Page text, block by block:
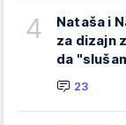
4
Nataša i
za dizajn
da
23